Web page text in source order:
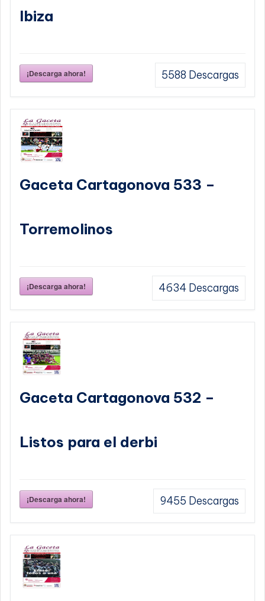
Ibiza
¡Descarga ahora! 5588 Descargas
Gaceta Cartagonova 533 –
Torremolinos
¡Descarga ahora! 4634 Descargas
Gaceta Cartagonova 532 –
Listos para el derbi
¡Descarga ahora! 9455 Descargas